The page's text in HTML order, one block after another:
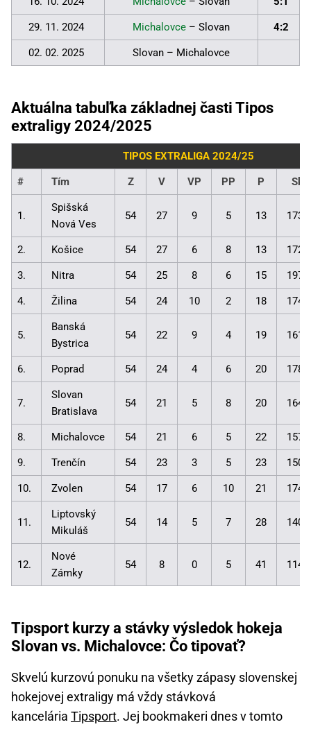
29. 11. 2024 Michalovce – Slovan 4:2
02. 02. 2025 Slovan – Michalovce
Aktuálna tabuľka základnej časti Tipos
extraligy 2024/2025
TIPOS EXTRALIGA 2024/25
# Tím Z V VP PP P
1.
Spišská
Nová Ves
54 27 9 5 13
2. Košice 54 27 6 8 13
3. Nitra 54 25 8 6 15
4. Žilina 54 24 10 2 18
5.
Banská
Bystrica
54 22 9 4 19
6. Poprad 54 24 4 6 20
7.
Slovan
Bratislava
54 21 5 8 20
8. Michalovce 54 21 6 5 22
9. Trenčín 54 23 3 5 23
10. Zvolen 54 17 6 10 21
11.
Liptovský
Mikuláš
54 14 5 7 28
12.
Nové
Zámky
54 8 0 5 41
Tipsport kurzy a stávky výsledok hokeja
Slovan vs. Michalovce: Čo tipovať?
Skvelú kurzovú ponuku na všetky zápasy slovenskej
hokejovej extraligy má vždy stávková
kancelária Tipsport. Jej bookmakeri dnes v tomto